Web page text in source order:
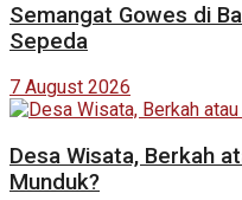
Semangat Gowes di
Sepeda
7 August 2026
Desa Wisata, Berkah
Munduk?